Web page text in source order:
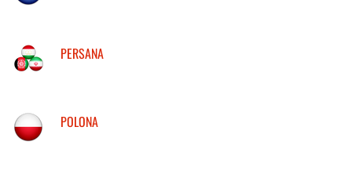
PERSANA
POLONA